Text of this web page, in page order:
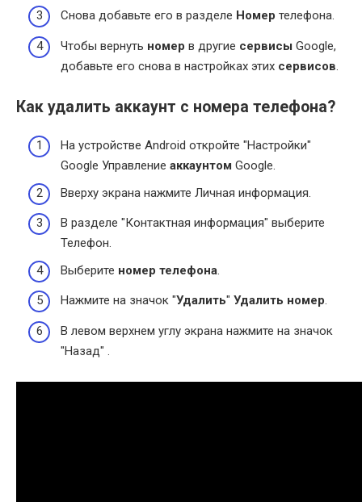
Снова добавьте его в разделе Номер телефона.
Чтобы вернуть номер в другие сервисы Google,
добавьте его снова в настройках этих сервисов.
Как удалить аккаунт с номера телефона?
На устройстве Android откройте "Настройки"
Google Управление аккаунтом Google.
Вверху экрана нажмите Личная информация.
В разделе "Контактная информация" выберите
Телефон.
Выберите номер телефона.
Нажмите на значок "Удалить" Удалить номер.
В левом верхнем углу экрана нажмите на значок
"Назад" .